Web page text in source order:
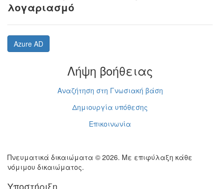
λογαριασμό
Azure AD
Λήψη βοήθειας
Αναζήτηση στη Γνωσιακή βάση
Δημιουργία υπόθεσης
Επικοινωνία
Πνευματικά δικαιώματα © 2026. Με επιφύλαξη κάθε
νόμιμου δικαιώματος.
Υποστήριξη